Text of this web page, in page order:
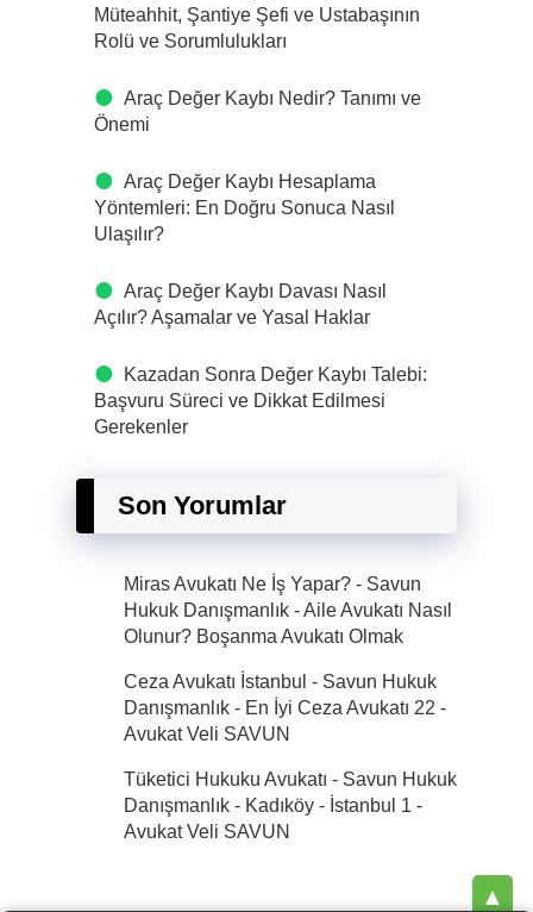
Müteahhit, Şantiye Şefi ve Ustabaşının
Rolü ve Sorumlulukları
Araç Değer Kaybı Nedir? Tanımı ve
Önemi
Araç Değer Kaybı Hesaplama
Yöntemleri: En Doğru Sonuca Nasıl
Ulaşılır?
Araç Değer Kaybı Davası Nasıl
Açılır? Aşamalar ve Yasal Haklar
Kazadan Sonra Değer Kaybı Talebi:
Başvuru Süreci ve Dikkat Edilmesi
Gerekenler
Son Yorumlar
Miras Avukatı Ne İş Yapar? - Savun
Hukuk Danışmanlık -Aile Avukatı Nasıl
Olunur? Boşanma Avukatı Olmak
Ceza Avukatı İstanbul - Savun Hukuk
Danışmanlık - En İyi Ceza Avukatı 22 -
Avukat Veli SAVUN
Tüketici Hukuku Avukatı - Savun Hukuk
Danışmanlık - Kadıköy - İstanbul 1 -
Avukat Veli SAVUN
▲